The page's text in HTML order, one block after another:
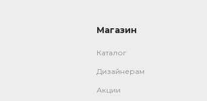
Магазин
Каталог
Дизайнерам
Акции